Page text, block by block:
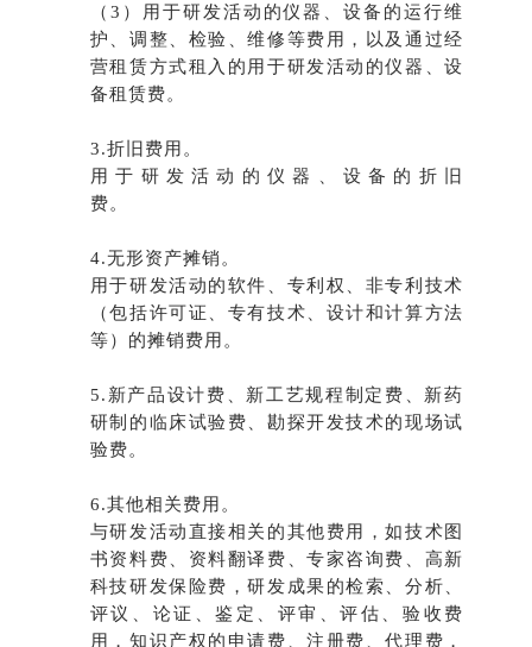
（3）用于研发活动的仪器、设备的运行维
护、调整、检验、维修等费用，以及通过经
营租赁方式租入的用于研发活动的仪器、设
备租赁费。
3.折旧费用。
用于研发活动的仪器、设备的折旧
费。
4.无形资产摊销。
用于研发活动的软件、专利权、非专利技术
（包括许可证、专有技术、设计和计算方法
等）的摊销费用。
5.新产品设计费、新工艺规程制定费、新药
研制的临床试验费、勘探开发技术的现场试
验费。
6.其他相关费用。
与研发活动直接相关的其他费用，如技术图
书资料费、资料翻译费、专家咨询费、高新
科技研发保险费，研发成果的检索、分析、
评议、论证、鉴定、评审、评估、验收费
用，知识产权的申请费、注册费、代理费，